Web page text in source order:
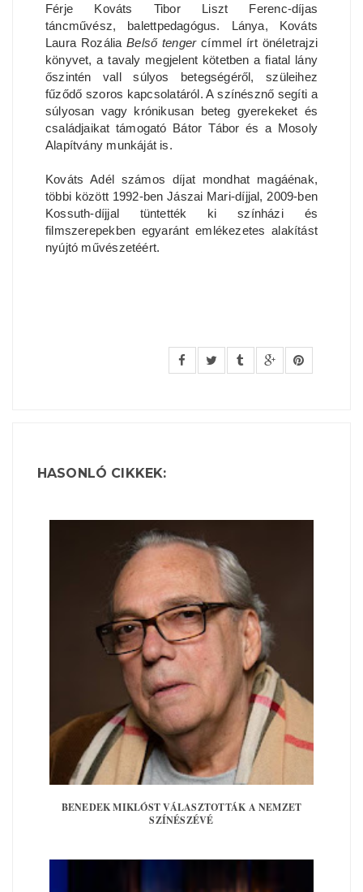
Férje Kováts Tibor Liszt Ferenc-díjas
táncművész, balettpedagógus. Lánya, Kováts
Laura RozáliaBelső tengercímmel írt önéletrajzi
könyvet, a tavaly megjelent kötetben a fiatal lány
őszintén vall súlyos betegségéről, szüleihez
fűződő szoros kapcsolatáról. A színésznő segíti a
súlyosan vagy krónikusan beteg gyerekeket és
családjaikat támogató Bátor Tábor és a Mosoly
Alapítvány munkáját is.
Kováts Adél számos díjat mondhat magáénak,
többi között 1992-ben Jászai Mari-díjjal, 2009-ben
Kossuth-díjjal tüntették ki színházi és
filmszerepekben egyaránt emlékezetes alakítást
nyújtó művészetéért.
HASONLÓ CIKKEK:
BENEDEK MIKLÓST VÁLASZTOTTÁK A NEMZET
SZÍNÉSZÉVÉ